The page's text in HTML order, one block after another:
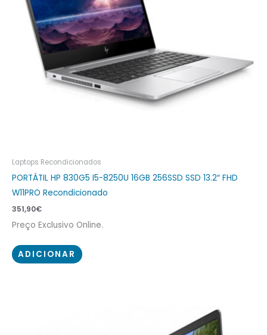
Laptops Recondicionados
PORTÁTIL HP 830G5 I5-8250U 16GB 256SSD SSD 13.2″ FHD
W11PRO Recondicionado
351,90€
Preço Exclusivo Online.
ADICIONAR